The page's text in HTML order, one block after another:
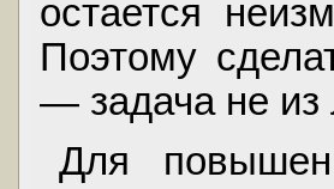
остается
Поэтому
— задача не из
Для